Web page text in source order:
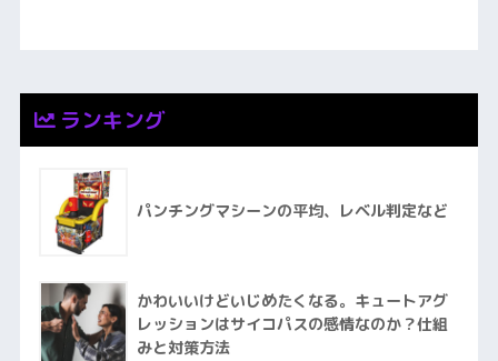
ランキング
パンチングマシーンの平均、レベル判定など
かわいいけどいじめたくなる。キュートアグ
レッションはサイコパスの感情なのか？仕組
みと対策方法